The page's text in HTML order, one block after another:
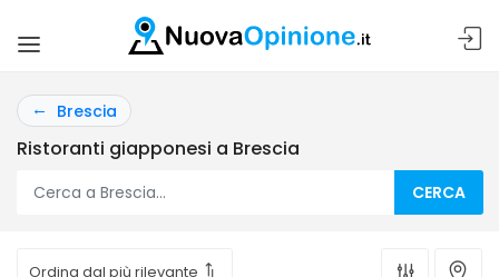
Brescia
Ristoranti giapponesi a Brescia
CERCA